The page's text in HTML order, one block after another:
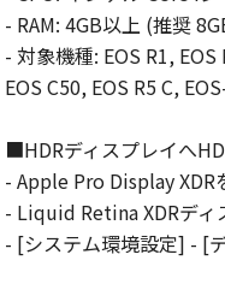
- RAM: 4GB以上 (推奨
- 対象機種: EOS R1,
EOS C50, EOS R5 C,
■HDRディスプレイへ
- Apple Pro Display XDR
- Liquid Retina XDRディ
- [システム環境設定] - [